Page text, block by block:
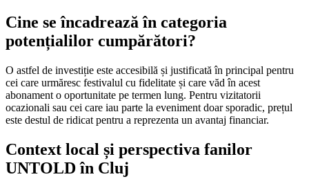
Cine se încadrează în categoria
potențialilor cumpărători?
O astfel de investiție este accesibilă și justificată în principal pentru
cei care urmăresc festivalul cu fidelitate și care văd în acest
abonament o oportunitate pe termen lung. Pentru vizitatorii
ocazionali sau cei care iau parte la eveniment doar sporadic, prețul
este destul de ridicat pentru a reprezenta un avantaj financiar.
Context local și perspectiva fanilor
UNTOLD în Cluj